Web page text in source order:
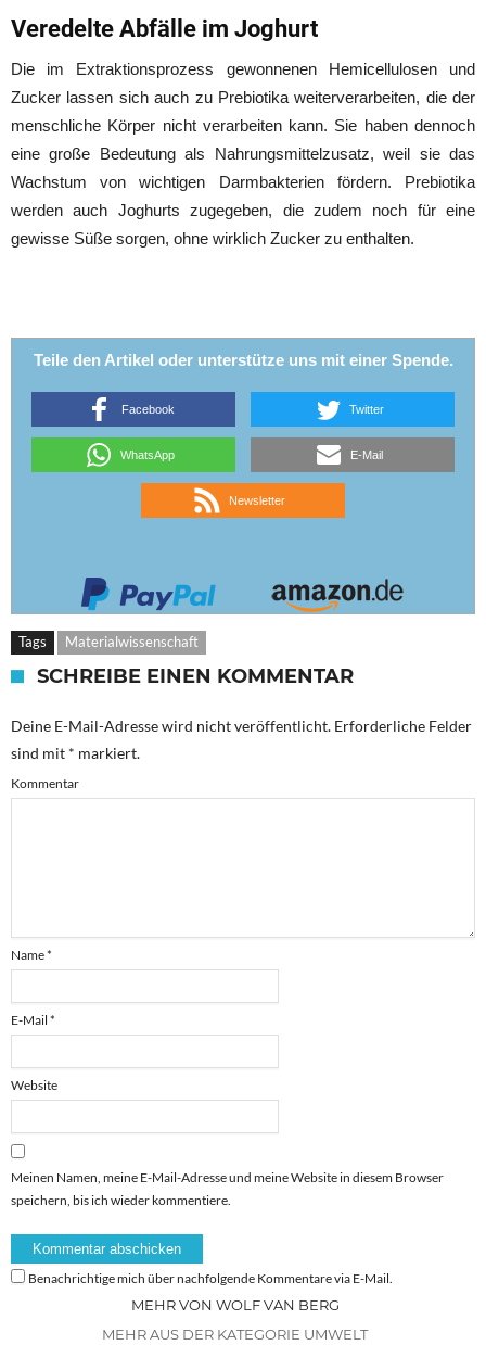
Veredelte Abfälle im Joghurt
Die im Extraktionsprozess gewonnenen Hemicellulosen und
Zucker lassen sich auch zu Prebiotika weiterverarbeiten, die der
menschliche Körper nicht verarbeiten kann. Sie haben dennoch
eine große Bedeutung als Nahrungsmittelzusatz, weil sie das
Wachstum von wichtigen Darmbakterien fördern. Prebiotika
werden auch Joghurts zugegeben, die zudem noch für eine
gewisse Süße sorgen, ohne wirklich Zucker zu enthalten.
Teile den Artikel oder unterstütze uns mit einer Spende.
Facebook Twitter
WhatsApp E-Mail
Newsletter
Tags Materialwissenschaft
SCHREIBE EINEN KOMMENTAR
Deine E-Mail-Adresse wird nicht veröffentlicht. Erforderliche Felder
sind mit * markiert.
Kommentar
Name*
E-Mail *
Website
Meinen Namen, meine E-Mail-Adresse und meine Website in diesem Browser
speichern, bis ich wieder kommentiere.
Benachrichtige mich über nachfolgende Kommentare via E-Mail.
MEHR VON WOLF VAN BERG
MEHR AUS DER KATEGORIE UMWELT